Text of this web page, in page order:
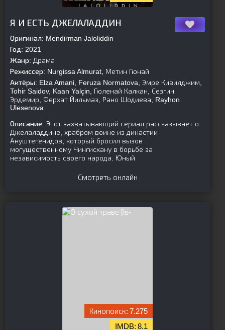
Я И ЕСТЬ ДЖЕЛАЛАДДИН
Оригинал: Mendirman Jaloliddin
Год: 2021
Жанр: Драма
Режиссер: Nurgissa Almurat, Метин Гюнай
Актёры: Elza Amani, Feruza Normatova, Эмре Кивилджим,
Tohir Saidov, Kaan Yalçin, Гюленай Калкан, Сезгин
Эрдемир, Ферхат Йильмаз, Рано Шодиева, Rayhon
Ulesenova
Описание: Этот захватывающий сериал рассказывает о
Джелаладдине, храбром воине из династии
Ануштегенидов, который бросил вызов
могущественному Чингисхану в борьбе за
независимость своего народа. Юный
Смотреть онлайн
[is-
7.275
8.1